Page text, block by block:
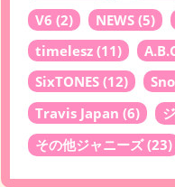
V6 (2) NEWS (5)
timelesz (11)
SixTONES (12)
Travis Japan (6)
その他ジャニーズ(23)